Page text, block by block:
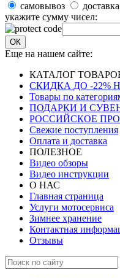
самовывоз
доставка
укажите сумму чисел:
ОК
Еще на нашем сайте:
КАТАЛОГ
СКИДКА ДО -22%
Товары по
ПОДАРКИ И
РОССИЙСКОЕ
Свежие поступления
Оплата и доставка
ПОЛЕЗНОЕ
Видео обзоры
Видео инструкции
О НАС
Главная страница
Услуги мотосервиса
Зимнее хранение
Контактная
Отзывы